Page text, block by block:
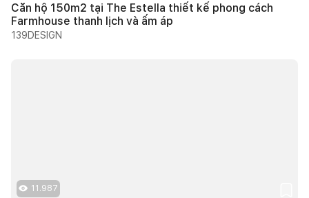
Căn hộ 150m2 tại The Estella thiết kế phong cách
Farmhouse thanh lịch và ấm áp
139DESIGN
11.987